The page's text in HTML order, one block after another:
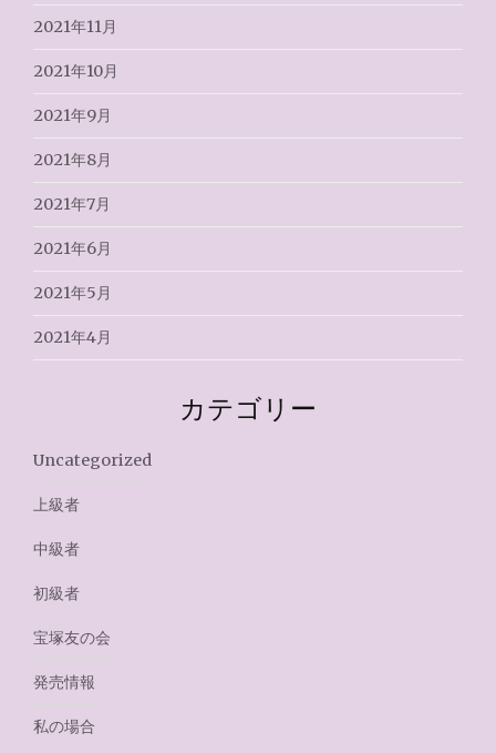
2021年11月
2021年10月
2021年9月
2021年8月
2021年7月
2021年6月
2021年5月
2021年4月
カテゴリー
Uncategorized
上級者
中級者
初級者
宝塚友の会
発売情報
私の場合